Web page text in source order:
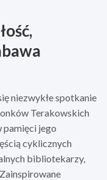
niezwykłe spotkanie
Terakowskich
pamięci jego
cyklicznych
bibliotekarzy,